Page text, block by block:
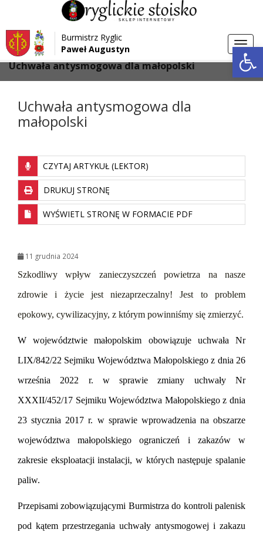
Przejdź do menu
Przejdź do głównej treści strony
Przejdź do stopki strony
Burmistrz Ryglic
Paweł Augustyn
Strona główna > Ochrona powietrza
Uchwała antysmogowa dla małopolski
Uchwała antysmogowa dla
małopolski
CZYTAJ ARTYKUŁ (LEKTOR)
DRUKUJ STRONĘ
WYŚWIETL STRONĘ W FORMACIE PDF
11 grudnia 2024
Szkodliwy wpływ zanieczyszczeń powietrza na nasze
zdrowie i życie jest niezaprzeczalny! Jest to problem
epokowy, cywilizacyjny, z którym powinniśmy się zmierzyć.
W województwie małopolskim obowiązuje uchwała Nr
LIX/842/22 Sejmiku Województwa Małopolskiego z dnia 26
września 2022 r. w sprawie zmiany uchwały Nr
XXXII/452/17 Sejmiku Województwa Małopolskiego z dnia
23 stycznia 2017 r. w sprawie wprowadzenia na obszarze
województwa małopolskiego ograniczeń i zakazów w
zakresie eksploatacji instalacji, w których następuje spalanie
paliw.
Przepisami zobowiązującymi Burmistrza do kontroli palenisk
pod kątem przestrzegania uchwały antysmogowej i zakazu